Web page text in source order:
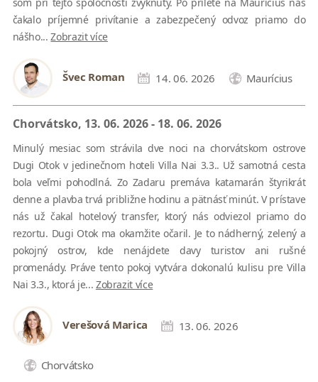
čakalo príjemné privítanie a zabezpečený odvoz priamo do
nášho...Zobrazit více
Švec Roman 14. 06. 2026 Maurícius
Chorvátsko, 13. 06. 2026 - 18. 06. 2026
Minulý mesiac som strávila dve noci na chorvátskom ostrove
Dugi Otok v jedinečnom hoteli Villa Nai 3.3.. Už samotná cesta
bola veľmi pohodlná. Zo Zadaru premáva katamarán štyrikrát
denne a plavba trvá približne hodinu a pätnásť minút. V prístave
nás už čakal hotelový transfer, ktorý nás odviezol priamo do
rezortu. Dugi Otok ma okamžite očaril. Je to nádherný, zelený a
pokojný ostrov, kde nenájdete davy turistov ani rušné
promenády. Práve tento pokoj vytvára dokonalú kulisu pre Villa
Nai 3.3., ktorá je... Zobrazit více
Verešová Marica 13. 06. 2026
Chorvátsko